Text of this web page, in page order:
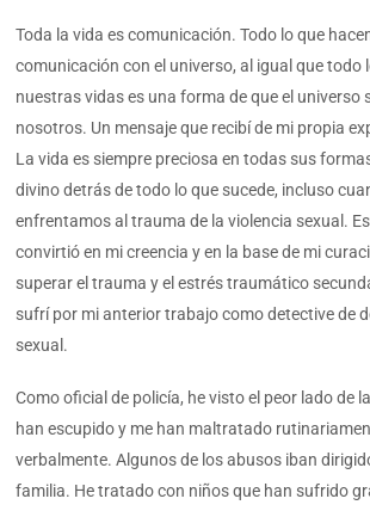
Toda la vida es comunicación. Todo lo que
comunicación con el universo, al igual que todo
nuestras vidas es una forma de que el universo
nosotros. Un mensaje que recibí de mi propia
La vida es siempre preciosa en todas sus
divino detrás de todo lo que sucede, incluso
enfrentamos al trauma de la violencia sexual.
convirtió en mi creencia y en la base de mi
superar el trauma y el estrés traumático
sufrí por mi anterior trabajo como detective de
sexual.
Como oficial de policía, he visto el peor lado de
han escupido y me han maltratado
verbalmente. Algunos de los abusos iban
familia. He tratado con niños que han sufrido